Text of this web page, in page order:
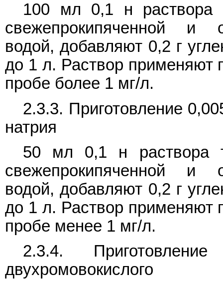
100 мл 0,1 н раствора
свежепрокипяченной и
водой, добавляют 0,2 г
до 1 л. Раствор применяют
пробе более 1 мг/л.
2.3.3. Приготовление
натрия
50 мл 0,1 н раствора
свежепрокипяченной и
водой, добавляют 0,2 г
до 1 л. Раствор применяют
пробе менее 1 мг/л.
2.3.4.
двухромовокислого